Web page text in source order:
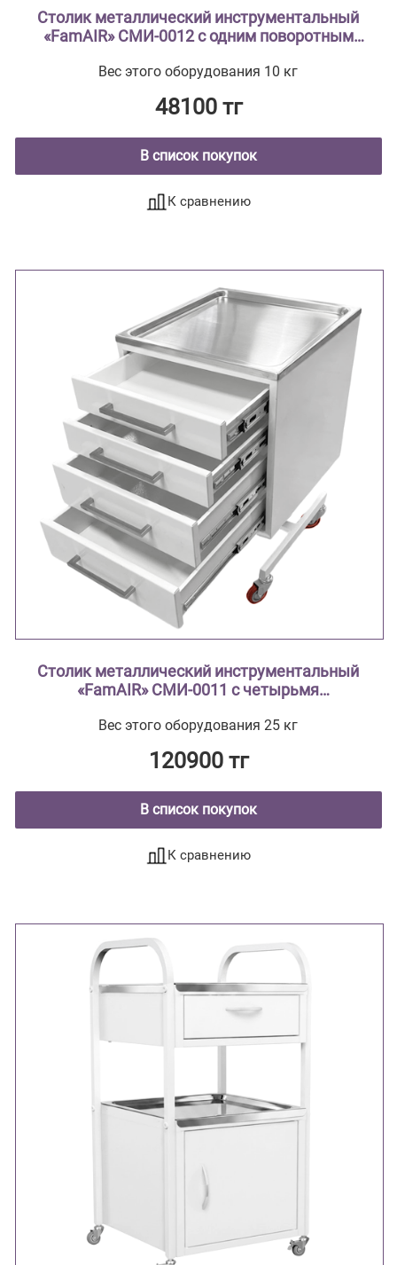
Столик металлический инструментальный
«FamAIR» СМИ-0012 с одним поворотным
Вес этого оборудования 10 кг
48100 тг
В список покупок
К сравнению
Столик металлический инструментальный
«FamAIR» СМИ-0011 с четырьмя
из нержавеющей стали
Вес этого оборудования 25 кг
120900 тг
В список покупок
К сравнению